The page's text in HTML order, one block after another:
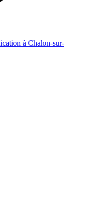
à Chalon-sur-